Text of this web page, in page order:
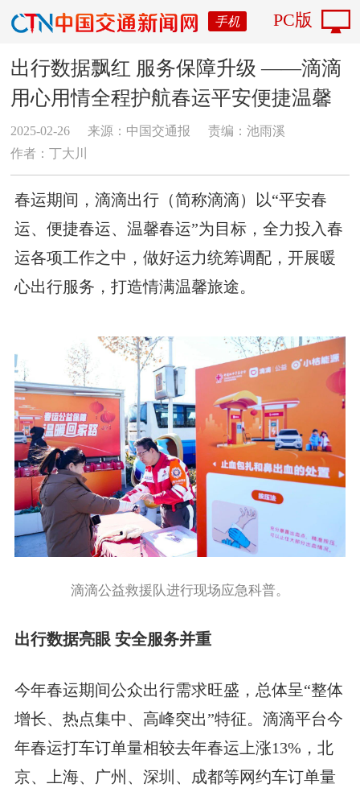
手机 PC版
出行数据飘红 服务保障升级 ——滴滴
用心用情全程护航春运平安便捷温馨
2025-02-26 来源：中国交通报
责编：池雨溪
作者：丁大川
春运期间，滴滴出行（简称滴滴）以“平安春
运、便捷春运、温馨春运”为目标，全力投入春
运各项工作之中，做好运力统筹调配，开展暖
心出行服务，打造情满温馨旅途。
滴滴公益救援队进行现场应急科普。
出行数据亮眼 安全服务并重
今年春运期间公众出行需求旺盛，总体呈“整体
增长、热点集中、高峰突出”特征。滴滴平台今
年春运打车订单量相较去年春运上涨13%，北
京、上海、广州、深圳、成都等网约车订单量